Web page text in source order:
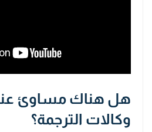
هل هناك مساوئ
وكالات الترجمة؟